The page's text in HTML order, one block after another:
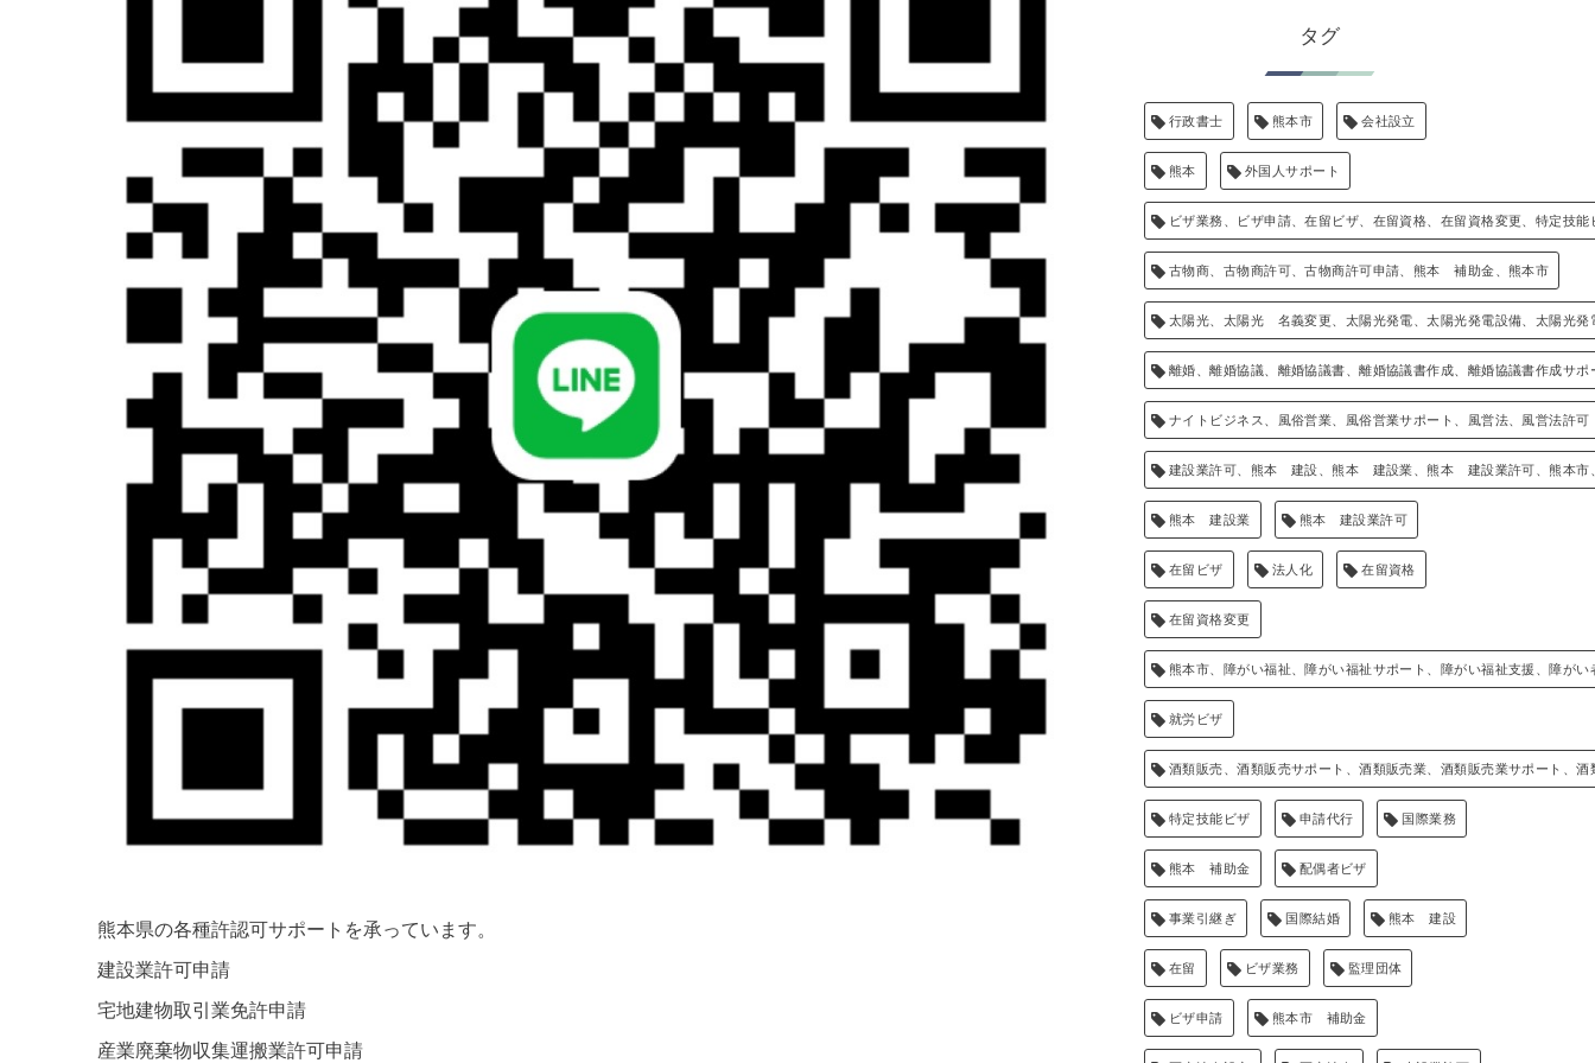
熊本県の各種許認可サポートを承っています。
建設業許可申請
宅地建物取引業免許申請
産業廃棄物収集運搬業許可申請
タグ
行政書士 熊本市 会社設立
熊本 外国人サポート
ビザ業務、ビザ申請、在留ビザ、在留資格、在留資格変更、特定技能
古物商、古物商許可、古物商許可申請、熊本 補助金、熊本市
太陽光、太陽光 名義変更、太陽光発電、太陽光発電設備、太陽光
離婚、離婚協議、離婚協議書、離婚協議書作成、離婚協議書作成サポ
ナイトビジネス、風俗営業、風俗営業サポート、風営法、風営法許可
建設業許可、熊本 建設、熊本 建設業、熊本 建設業許可、熊本市
熊本 建設業 熊本 建設業許可
在留ビザ 法人化 在留資格
在留資格変更
熊本市、障がい福祉、障がい福祉サポート、障がい福祉支援、障がい
就労ビザ
酒類販売、酒類販売サポート、酒類販売業、酒類販売業サポート、
特定技能ビザ 申請代行 国際業務
熊本 補助金 配偶者ビザ
事業引継ぎ 国際結婚 熊本 建設
在留 ビザ業務 監理団体
ビザ申請 熊本市 補助金